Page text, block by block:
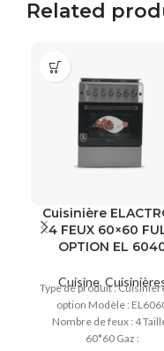
Related
Cuisinière
4 FEUX 60×60
OPTION EL
Cuisine,
Type de produit :
option Modèle :
Nombre de feux : 4
60*60 Gaz :